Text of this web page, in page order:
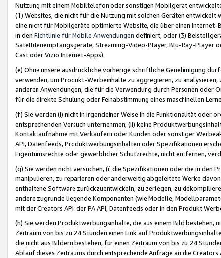
Nutzung mit einem Mobiltelefon oder sonstigen Mobilgerät
(1) Websites, die nicht für die Nutzung mit solchen Geräten
eine nicht für Mobilgeräte optimierte Website, die über einen
in den Richtlinie für Mobile Anwendungen definiert, oder (3)
Satellitenempfangsgeräte, Streaming-Video-Player, Blu-Ray-Player
Cast oder Vizio Internet-Apps).
(e) Ohne unsere ausdrückliche vorherige schriftliche Genehmigung
verwenden, um Produkt-Werbeinhalte zu aggregieren, zu
anderen Anwendungen, die für die Verwendung durch Personen
für die direkte Schulung oder Feinabstimmung eines maschinellen
(f) Sie werden (i) nicht in irgendeiner Weise in die Funktionalität oder
entsprechenden Versuch unternehmen; (ii) keine
Kontaktaufnahme mit Verkäufern oder Kunden oder sonstiger
API, Datenfeeds, Produktwerbungsinhalten oder Spezifikationen
Eigentumsrechte oder gewerblicher Schutzrechte, nicht entfernen,
(g) Sie werden nicht versuchen, (i) die Spezifikationen oder die in
manipulieren, zu reparieren oder anderweitig abgeleitete Werke
enthaltene Software zurückzuentwickeln, zu zerlegen, zu
andere zugrunde liegende Komponenten (wie Modelle,
mit der Creators API, der PA API, Datenfeeds oder in den Produkt
(h) Sie werden Produktwerbungsinhalte, die aus einem Bild bestehen,
Zeitraum von bis zu 24 Stunden einen Link auf
die nicht aus Bildern bestehen, für einen Zeitraum von bis zu 24
Ablauf dieses Zeitraums durch entsprechende Anfrage an die